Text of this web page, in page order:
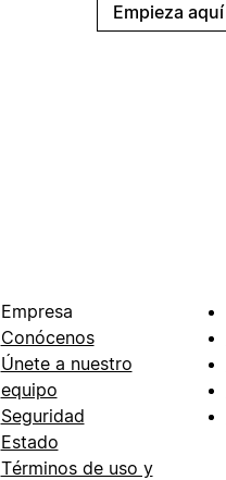
Empieza aquí
Empresa
Conócenos
Únete a nuestro
equipo
Seguridad
Estado
Términos de uso y